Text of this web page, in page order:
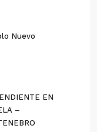
Nuevo
EN
–